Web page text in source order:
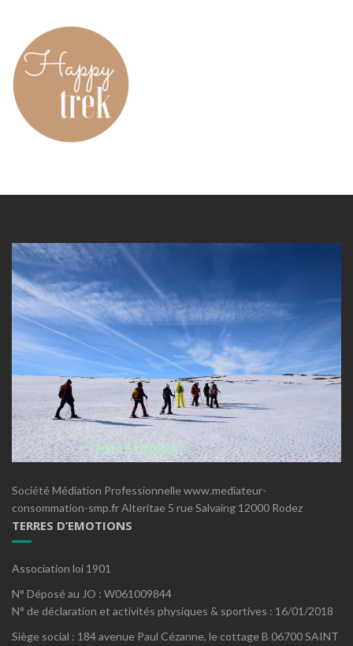
Société Médiation Professionnelle www.mediateur-
consommation-smp.fr Alteritae 5 rue Salvaing 12000 Rodez
TERRES D’EMOTIONS
Association loi 1901
N° Déposé au JO : W061009844
N° de déclaration et activités physiques & sportives : 16/01/2018
Siège social : 184 avenue Paul Cézanne, le cottage B 06700 SAINT